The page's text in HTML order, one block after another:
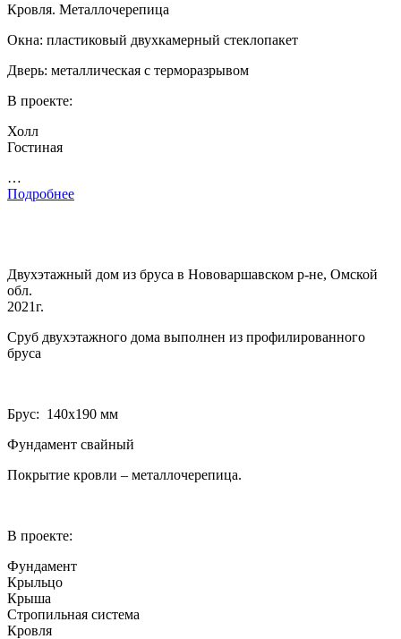
Кровля. Металлочерепица
Окна: пластиковый двухкамерный стеклопакет
Дверь: металлическая с терморазрывом
В проекте:
Холл
Гостиная
…
Подробнее
Двухэтажный дом из бруса в Нововаршавском р-не, Омской
обл.
2021г.
Сруб двухэтажного дома выполнен из профилированного
бруса
Брус: 140­х190 мм
Фундамент свайный
Покрытие кровли – металлочерепица.
В проекте:
Фундамент
Крыльцо
Крыша
Стропильная система
Кровля